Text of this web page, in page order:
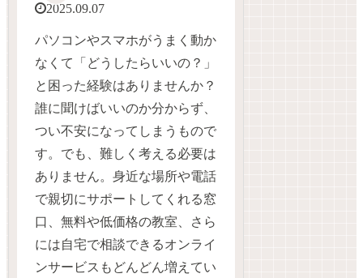
2025.09.07
パソコンやスマホがうまく動か
なくて「どうしたらいいの？」
と困った経験はありませんか？
誰に聞けばいいのか分からず、
つい不安になってしまうもので
す。でも、難しく考える必要は
ありません。身近な場所や電話
で親切にサポートしてくれる窓
口、無料や低価格の教室、さら
には自宅で相談できるオンライ
ンサービスもどんどん増えてい